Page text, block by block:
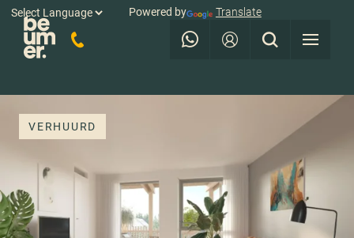
Powered by Translate
VERHUURD